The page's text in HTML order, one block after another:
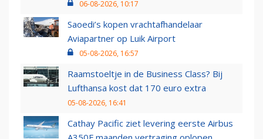
06-08-2026, 10:17
Saoedi’s kopen vrachtafhandelaar
Aviapartner op Luik Airport
05-08-2026, 16:57
Raamstoeltje in de Business Class? Bij
Lufthansa kost dat 170 euro extra
05-08-2026, 16:41
Cathay Pacific ziet levering eerste Airbus